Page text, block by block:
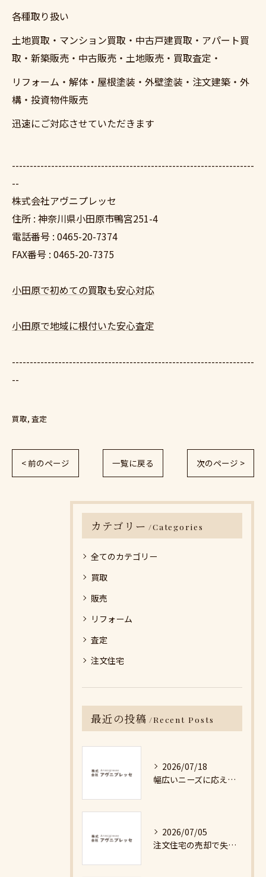
各種取り扱い
土地買取・マンション買取・中古戸建買取・アパート買
取・新築販売・中古販売・土地販売・買取査定・
リフォーム・解体・屋根塗装・外壁塗装・注文建築・外
構・投資物件販売
迅速にご対応させていただきます
--------------------------------------------------------------------
--
株式会社アヴニプレッセ
住所 : 神奈川県小田原市鴨宮251-4
電話番号 : 0465-20-7374
FAX番号 : 0465-20-7375
小田原で初めての買取も安心対応
小田原で地域に根付いた安心査定
--------------------------------------------------------------------
--
買取 査定
< 前のページ 一覧に戻る 次のページ >
カテゴリー Categories
全てのカテゴリー
買取
販売
リフォーム
査定
注文住宅
最近の投稿 Recent Posts
2026/07/18
幅広いニーズに応える不動産売却の現実と対策
2026/07/05
注文住宅の売却で失敗しないための詳細ガイド